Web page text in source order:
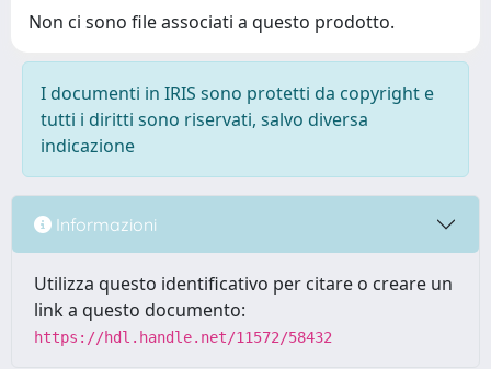
Non ci sono file associati a questo prodotto.
I documenti in IRIS sono protetti da copyright e
tutti i diritti sono riservati, salvo diversa
indicazione
Informazioni
Utilizza questo identificativo per citare o creare un
link a questo documento:
https://hdl.handle.net/11572/58432